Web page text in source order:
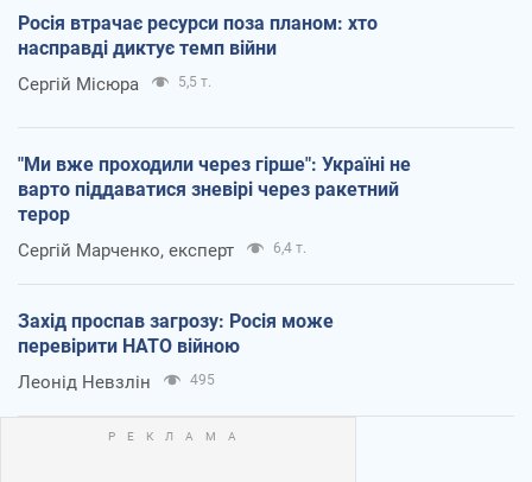
Росія втрачає ресурси поза планом: хто
насправді диктує темп війни
Сергій Місюра 5,5 т.
"Ми вже проходили через гірше": Україні не
варто піддаватися зневірі через ракетний
терор
Сергій Марченко, експерт 6,4 т.
Захід проспав загрозу: Росія може
перевірити НАТО війною
Леонід Невзлін 495